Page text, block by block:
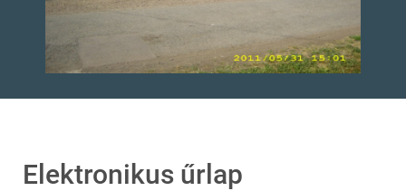
Elektronikus űrlap